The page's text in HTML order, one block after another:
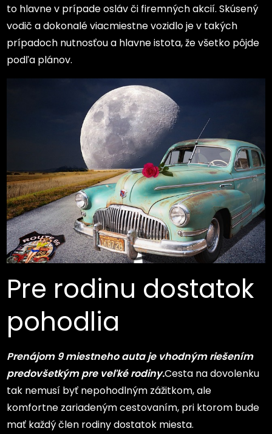
to hlavne v prípade osláv či firemných akcií. Skúsený
vodič a dokonalé viacmiestne vozidlo je v takých
prípadoch nutnosťou a hlavne istota, že všetko pôjde
podľa plánov.
Pre rodinu dostatok
pohodlia
Prenájom 9 miestneho autaje vhodným riešením
predovšetkým pre veľké rodiny.Cesta na dovolenku
tak nemusí byť nepohodlným zážitkom, ale
komfortne zariadeným cestovaním, pri ktorom bude
mať každý člen rodiny dostatok miesta.